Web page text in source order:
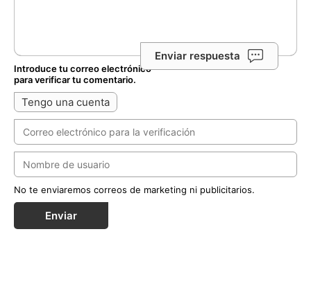
Enviar respuesta
Introduce tu correo electrónico
para verificar tu comentario.
Tengo una cuenta
No te enviaremos correos de marketing ni publicitarios.
Enviar